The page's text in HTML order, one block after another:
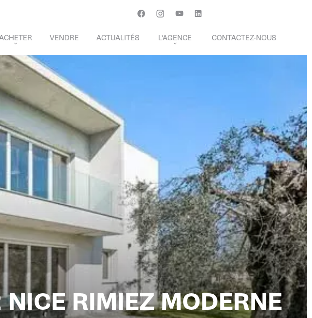
VEFA
VENDRE ACTUALITÉS L'AGENCE
HONORAIRES DE TRANSACTIONS
CONTACTEZ-NOUS
RIMIEZ MODERNE